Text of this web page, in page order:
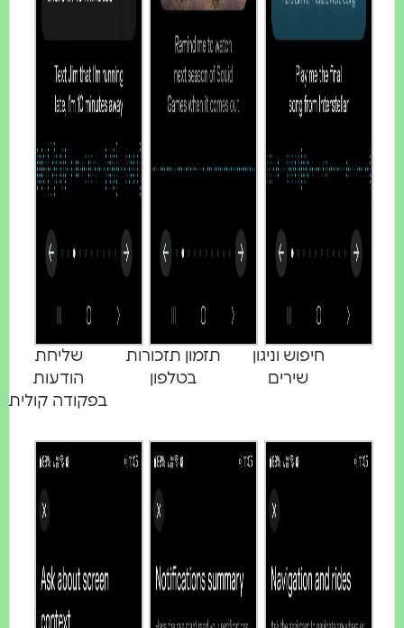
חיפוש וניגון
שירים
תזמון תזכורות
בטלפון
שליחת
הודעות
בפקודה קולית